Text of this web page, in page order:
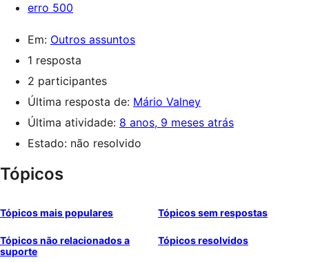
erro 500
Em: Outros assuntos
1 resposta
2 participantes
Última resposta de: Mário Valney
Última atividade: 8 anos, 9 meses atrás
Estado: não resolvido
Tópicos
Tópicos mais populares Tópicos sem respostas
Tópicos não relacionados a
suporte
Tópicos resolvidos